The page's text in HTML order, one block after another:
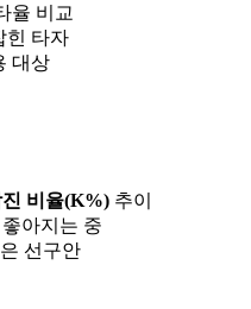
율 비교
힌 타자
대상
비율(K%) 추이
아지는 중
선구안